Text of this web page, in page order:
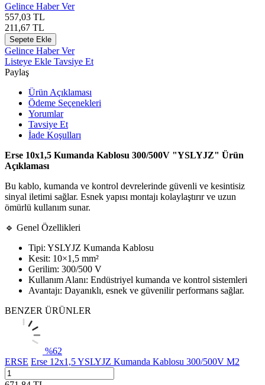
Gelince Haber Ver
557,03 TL
211,67 TL
Sepete Ekle
Gelince Haber Ver
Listeye Ekle Tavsiye Et
Paylaş
Ürün Açıklaması
Ödeme Seçenekleri
Yorumlar
Tavsiye Et
İade Koşulları
Erse 10x1,5 Kumanda Kablosu 300/500V "YSLYJZ" Ürün
Açıklaması
Bu kablo, kumanda ve kontrol devrelerinde güvenli ve kesintisiz
sinyal iletimi sağlar. Esnek yapısı montajı kolaylaştırır ve uzun
ömürlü kullanım sunar.
🔹 Genel Özellikleri
Tipi: YSLYJZ Kumanda Kablosu
Kesit: 10×1,5 mm²
Gerilim: 300/500 V
Kullanım Alanı: Endüstriyel kumanda ve kontrol sistemleri
Avantajı: Dayanıklı, esnek ve güvenilir performans sağlar.
BENZER ÜRÜNLER
%62
ERSE Erse 12x1,5 YSLYJZ Kumanda Kablosu 300/500V M2